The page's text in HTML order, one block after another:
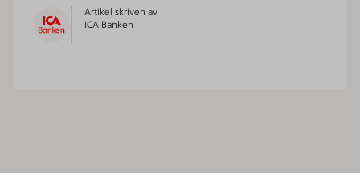
Artikel skriven av
ICA Banken